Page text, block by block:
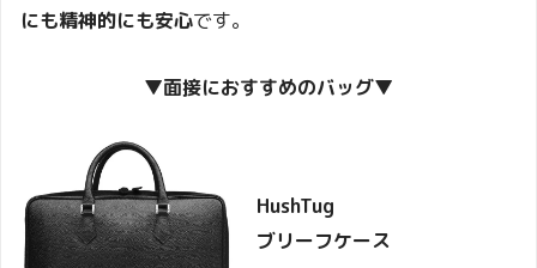
にも精神的にも安心です。
▼面接におすすめのバッグ▼
HushTug
ブリーフケース